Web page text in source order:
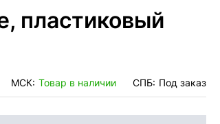
пластиковый
МСК: Товар в наличии СПБ: Под заказ